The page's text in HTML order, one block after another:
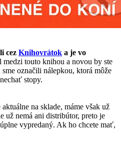
cez Knihovrátok a je vo
medzi touto knihou a novou by ste
označili nálepkou, ktorá môže
stopy.
na sklade, máme však už
už nemá ani distribútor, preto je
vypredaný. Ak ho chcete mať,